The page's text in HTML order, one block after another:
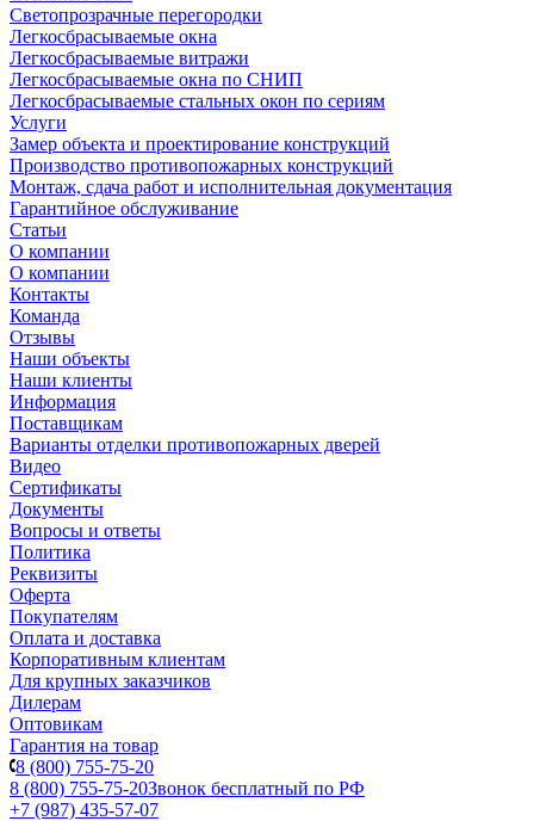
Светопрозрачные перегородки
Легкосбрасываемые окна
Легкосбрасываемые витражи
Легкосбрасываемые окна по СНИП
Легкосбрасываемые стальных окон по сериям
Услуги
Замер объекта и проектирование конструкций
Производство противопожарных конструкций
Монтаж, сдача работ и исполнительная документация
Гарантийное обслуживание
Статьи
О компании
О компании
Контакты
Команда
Отзывы
Наши объекты
Наши клиенты
Информация
Поставщикам
Варианты отделки противопожарных дверей
Видео
Сертификаты
Документы
Вопросы и ответы
Политика
Реквизиты
Оферта
Покупателям
Оплата и доставка
Корпоративным клиентам
Для крупных заказчиков
Дилерам
Оптовикам
Гарантия на товар
8 (800) 755-75-20
8 (800) 755-75-20Звонок бесплатный по РФ
+7 (987) 435-57-07